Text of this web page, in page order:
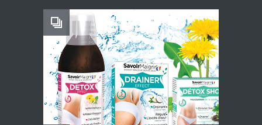
Faites Votre Bilan Minceur
GRATUIT